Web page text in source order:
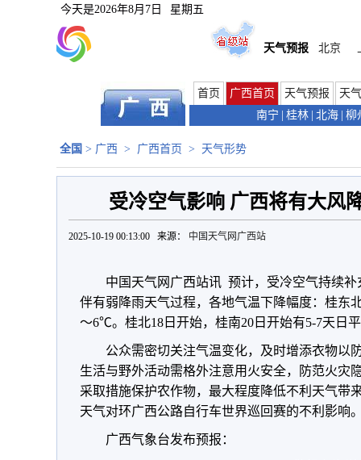
今天是2026年8月7日 星期五
天气预报 北京
首页 广西首页 天气预报
天
南宁
桂林 北海 柳
全国 > 广西 > 广西首页 > 天气形势
受冷空气影响 广西将有大风
2025-10-19 00:13:00 来源： 中国天气网广西站
中国天气网广西站讯 预计，受冷空气持续
伴有弱降雨天气过程，各地气温下降幅度：桂
～6℃。桂北18日开始，桂南20日开始有5-7天日
公众需密切关注气温变化，及时增添衣物以
生活与野外活动需格外注意用火安全，防范火灾
采取措施保护农作物，最大程度降低不利天气带
天气对环广西公路自行车世界巡回赛的不利影响
广西气象台发布预报：